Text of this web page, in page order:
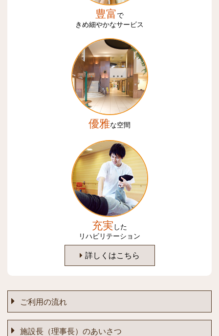
豊富で
きめ細やかなサービス
優雅な空間
充実 した
リハビリテーション
詳しくはこちら
ご利用の流れ
施設長（理事長）のあいさつ